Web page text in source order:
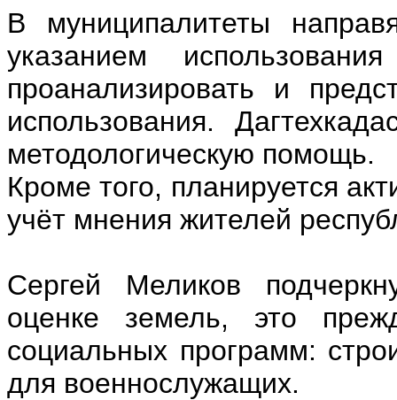
В муниципалитеты
указанием
проанализировать и
использования.
методологическую помощь.
Кроме того, планируется
учёт мнения жителей
Сергей Меликов
оценке земель, это
социальных программ:
для военнослужащих.